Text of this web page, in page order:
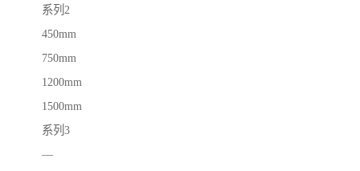
系列2
450mm
750mm
1200mm
1500mm
系列3
—